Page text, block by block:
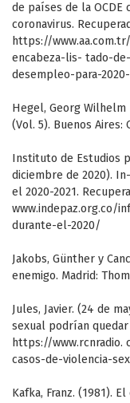
de países de la OCDE
coronavirus.
https://
encabeza-lis- tado-
desempleo-para-
Hegel, Georg
(Vol. 5). Buenos Aires:
Instituto de Estudios
diciembre de 2020).
el 2020-2021.
www.indepaz.org.co/
durante-el-2020/
Jakobs, Günther y
enemigo. Madrid:
Jules, Javier. (24 de
sexual podrían
https://
casos-de-violencia-
Kafka, Franz. (1981).